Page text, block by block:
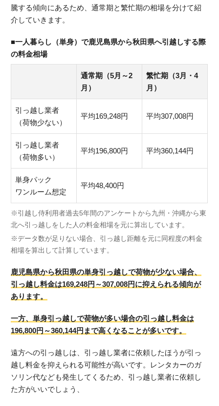
騰する傾向にあるため、通常期と繁忙期の相場を分けて紹
介していきます。
■一人暮らし（単身）で鹿児島県から秋田県へ引越しする際
の料金相場
通常期（5月～2
月）
繁忙期（3月・4
月）
引っ越し業者
（荷物少ない）
平均169,248円 平均307,008円
引っ越し業者
（荷物多い）
平均196,800円 平均360,144円
単身パック
ワンルーム想定
平均48,400円
※引越し侍利用者過去5年間のアンケートから九州・沖縄から東
北へ引っ越しをした人の料金相場を元に算出しています。
※データ数が足りない場合、引っ越し距離を元に同程度の料金
相場を算出して計算しています。
鹿児島県から秋田県の単身引っ越しで荷物が少ない場合、
引っ越し料金は169,248円～307,008円に抑えられる傾向が
あります。
一方、単身引っ越しで荷物が多い場合の引っ越し料金は
196,800円～360,144円まで高くなることが多いです。
遠方への引っ越しは、引っ越し業者に依頼したほうが引っ
越し料金を抑えられる可能性が高いです。レンタカーのガ
ソリン代なども発生してくるため、引っ越し業者に依頼し
た方がいいでしょう、